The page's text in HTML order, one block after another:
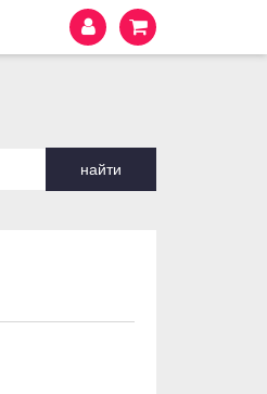
найти